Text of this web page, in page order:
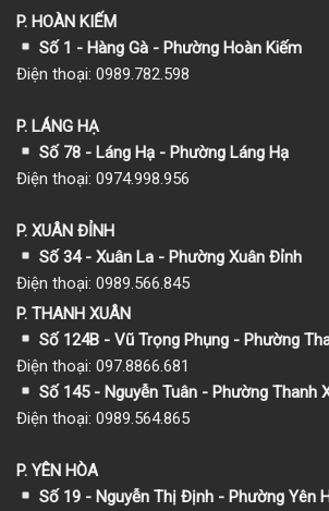
P. HOÀN KIẾM
Số 1 - Hàng Gà - Phường Hoàn Kiếm
Điện thoại: 0989.782.598
P. LÁNG HẠ
Số 78 - Láng Hạ - Phường Láng Hạ
Điện thoại: 0974.998.956
P. XUÂN ĐỈNH
Số 34 - Xuân La - Phường Xuân Đỉnh
Điện thoại: 0989.566.845
P. THANH XUÂN
Số 124B - Vũ Trọng Phụng - Phường
Điện thoại: 097.8866.681
Số 145 - Nguyễn Tuân - Phường Thanh
Điện thoại: 0989.564.865
P. YÊN HÒA
Số 19 - Nguyễn Thị Định - Phường Yên